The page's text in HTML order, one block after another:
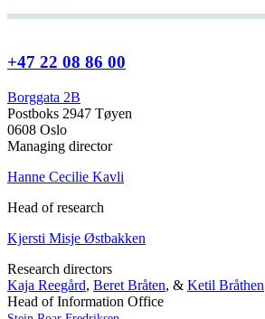
+47 22 08 86 00
Borggata 2B
Postboks 2947 Tøyen
0608 Oslo
Managing director
Hanne Cecilie Kavli
Head of research
Kjersti Misje Østbakken
Research directors
Kaja Reegård, Beret Bråten, & Ketil Bråthen
Head of Information Office